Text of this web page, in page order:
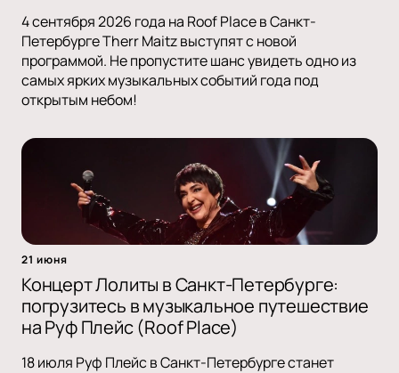
4 сентября 2026 года на Roof Place в Санкт-
Петербурге Therr Maitz выступят с новой
программой. Не пропустите шанс увидеть одно из
самых ярких музыкальных событий года под
открытым небом!
21 июня
Концерт Лолиты в Санкт-Петербурге:
погрузитесь в музыкальное путешествие
на Руф Плейс (Roof Place)
18 июля Руф Плейс в Санкт-Петербурге станет